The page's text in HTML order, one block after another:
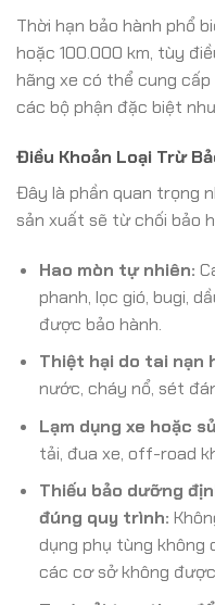
Thời hạn bảo hành phổ
hoặc 100.000 km, tùy
hãng xe có thể cung
các bộ phận đặc biệt
Điều Khoản Loại Trừ
Đây là phần quan trọng
sản xuất sẽ từ chối bảo
Hao mòn tự nhiên:
phanh, lọc gió, bugi,
được bảo hành.
Thiệt hại do tai nạn
nước, cháy nổ, sét
Lạm dụng xe hoặc
tải, đua xe, off-road
Thiếu bảo dưỡng
đúng quy trình:
dụng phụ tùng không
các cơ sở không